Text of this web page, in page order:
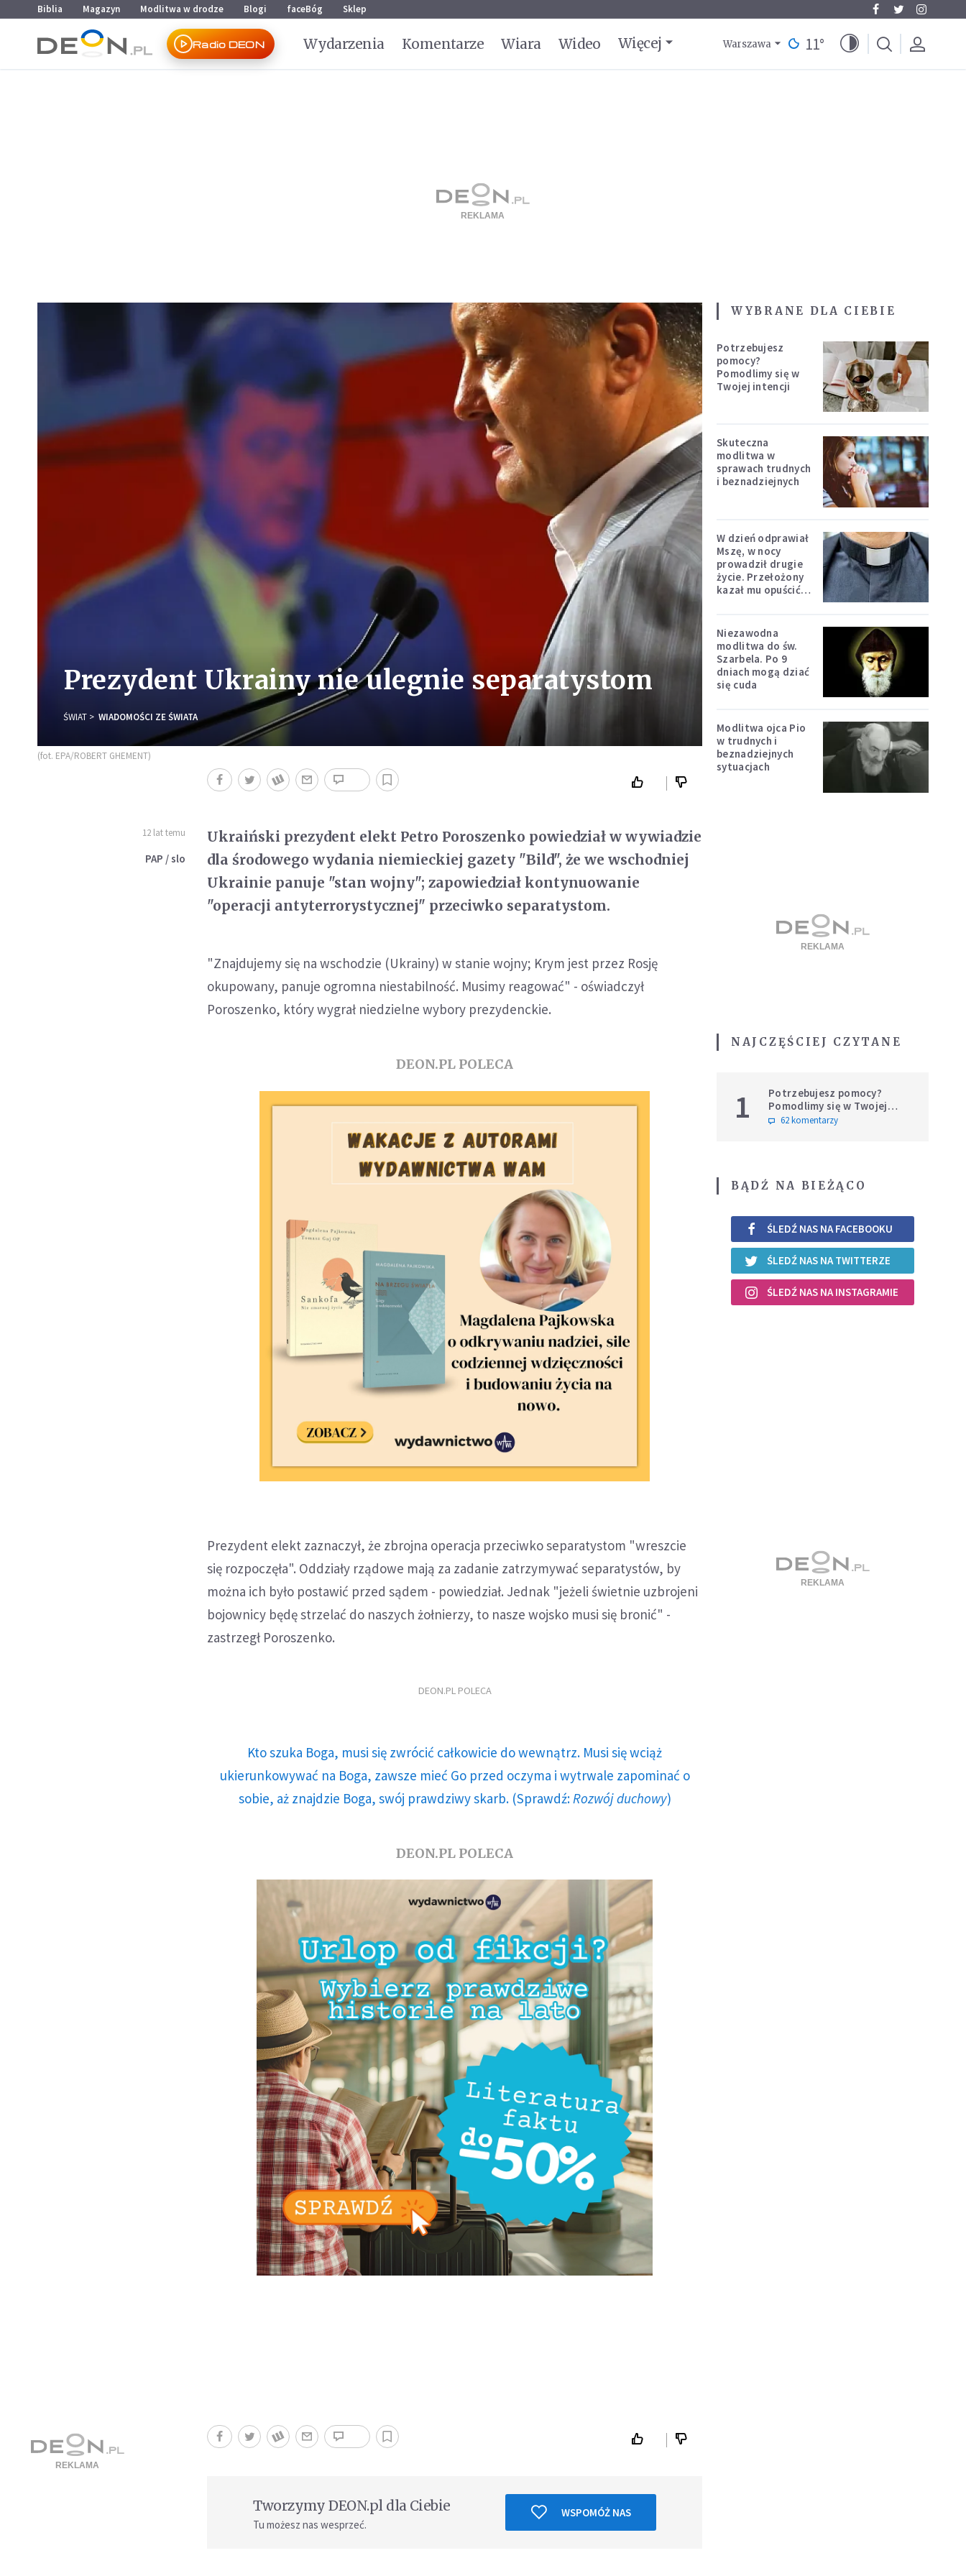
Przejdź do menu głównego
Przejdź do treści
Biblia Magazyn Modlitwa w drodze Blogi faceBóg Sklep
Radio DEON Wydarzenia Komentarze Wiara Wideo Więcej Warszawa 11°
Prezydent Ukrainy nie ulegnie separatystom
ŚWIAT WIADOMOŚCI ZE ŚWIATA
(fot. EPA/ROBERT GHEMENT)
12 lat temu
PAP / slo
Ukraiński prezydent elekt Petro Poroszenko powiedział w wywiadzie
dla środowego wydania niemieckiej gazety "Bild", że we wschodniej
Ukrainie panuje "stan wojny"; zapowiedział kontynuowanie
"operacji antyterrorystycznej" przeciwko separatystom.
"Znajdujemy się na wschodzie (Ukrainy) w stanie wojny; Krym jest przez Rosję
okupowany, panuje ogromna niestabilność. Musimy reagować" - oświadczył
Poroszenko, który wygrał niedzielne wybory prezydenckie.
DEON.PL POLECA
Prezydent elekt zaznaczył, że zbrojna operacja przeciwko separatystom "wreszcie
się rozpoczęła". Oddziały rządowe mają za zadanie zatrzymywać separatystów, by
można ich było postawić przed sądem - powiedział. Jednak "jeżeli świetnie uzbrojeni
bojownicy będę strzelać do naszych żołnierzy, to nasze wojsko musi się bronić" -
zastrzegł Poroszenko.
DEON.PL POLECA
Kto szuka Boga, musi się zwrócić całkowicie do wewnątrz. Musi się wciąż
ukierunkowywać na Boga, zawsze mieć Go przed oczyma i wytrwale zapominać o
sobie, aż znajdzie Boga, swój prawdziwy skarb. (Sprawdź: Rozwój duchowy)
DEON.PL POLECA
Tworzymy DEON.pl dla Ciebie
Tu możesz nas wesprzeć.
WSPOMÓŻ NAS
WYBRANE DLA CIEBIE
Potrzebujesz
pomocy?
Pomodlimy się w
Twojej intencji
Skuteczna
modlitwa w
sprawach trudnych
i beznadziejnych
W dzień odprawiał
Mszę, w nocy
prowadził drugie
życie. Przełożony
kazał mu opuścić
Niezawodna
modlitwa do św.
Szarbela. Po 9
dniach mogą dziać
się cuda
Modlitwa ojca Pio
w trudnych i
beznadziejnych
sytuacjach
NAJCZĘŚCIEJ CZYTANE
1
Potrzebujesz pomocy?
Pomodlimy się w Twojej
intencji
62 komentarzy
BĄDŹ NA BIEŻĄCO
ŚLEDŹ NAS NA FACEBOOKU
ŚLEDŹ NAS NA TWITTERZE
ŚLEDŹ NAS NA INSTAGRAMIE